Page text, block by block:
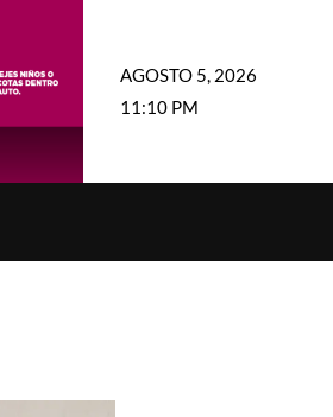
AGOSTO 5, 2026
11:10 PM